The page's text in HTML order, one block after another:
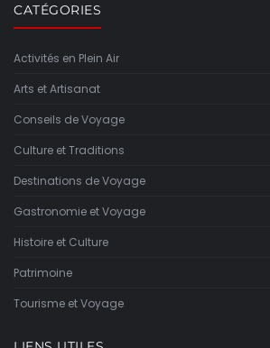
CATÉGORIES
Activités en Plein Air
Arts et Artisanat
Conseils de Voyage
Culture et Traditions
Destinations de Voyage
Gastronomie et Voyage
Histoire et Culture
Patrimoine
Tourisme et Voyage